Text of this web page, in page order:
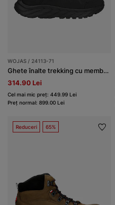
WOJAS / 24113-71
Ghete înalte trekking cu membrană impermeabilă bărbați
314.90 Lei
Cel mai mic preț: 449.99 Lei
Preț normal: 899.00 Lei
Reduceri 65%